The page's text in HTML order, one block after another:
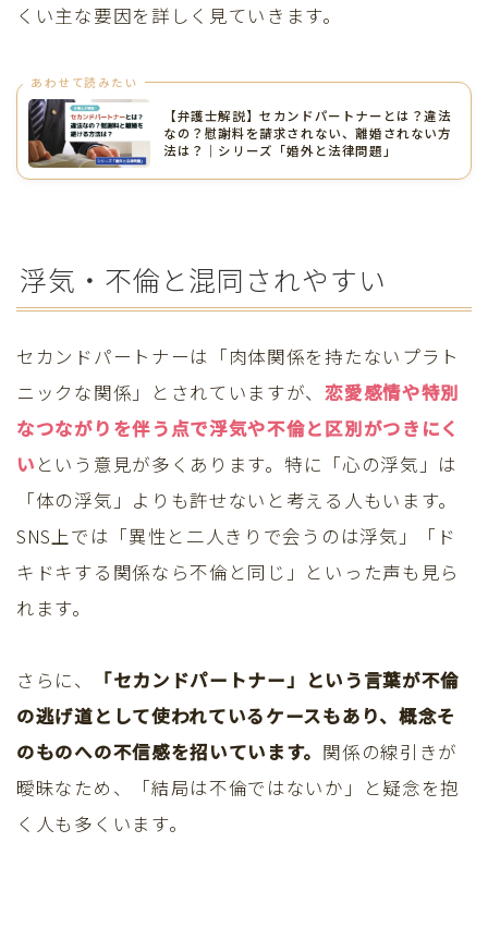
くい主な要因を詳しく見ていきます。
あわせて読みたい
【弁護士解説】セカンドパートナーとは？違法
なの？慰謝料を請求されない、離婚されない方
法は？｜シリーズ「婚外と法律問題」
浮気・不倫と混同されやすい
セカンドパートナーは「肉体関係を持たないプラト
ニックな関係」とされていますが、恋愛感情や特別
なつながりを伴う点で浮気や不倫と区別がつきにく
い という意見が多くあります。特に「心の浮気」は
「体の浮気」よりも許せないと考える人もいます。
SNS上では「異性と二人きりで会うのは浮気」「ド
キドキする関係なら不倫と同じ」といった声も見ら
れます。
さらに、
「セカンドパートナー」という言葉が不倫
の逃げ道として使われているケースもあり、概念そ
のものへの不信感を招いています。 関係の線引きが
曖昧なため、「結局は不倫ではないか」と疑念を抱
く人も多くいます。